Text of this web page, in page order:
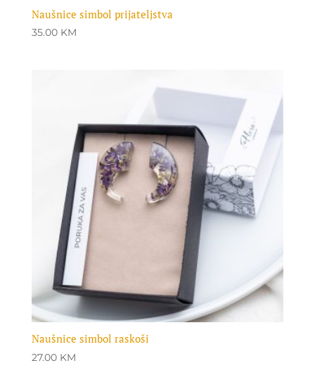
Naušnice simbol prijateljstva
35.00 KM
Naušnice simbol raskoši
27.00 KM